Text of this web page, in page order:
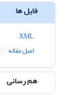
فایل ها
اصل مقاله
هم رسانی